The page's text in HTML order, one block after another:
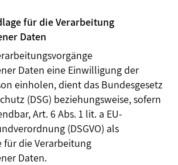
für die Verarbeitung
Daten
Daten eine Einwilligung der
einholen, dient das Bundesgesetz
(DSG) beziehungsweise, sofern
Art. 6 Abs. 1 lit. a EU-
(DSGVO) als
für die Verarbeitung
Daten.